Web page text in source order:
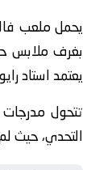
بغرف ملابس
يعتمد استاد
تتحول
التحدي، حيث